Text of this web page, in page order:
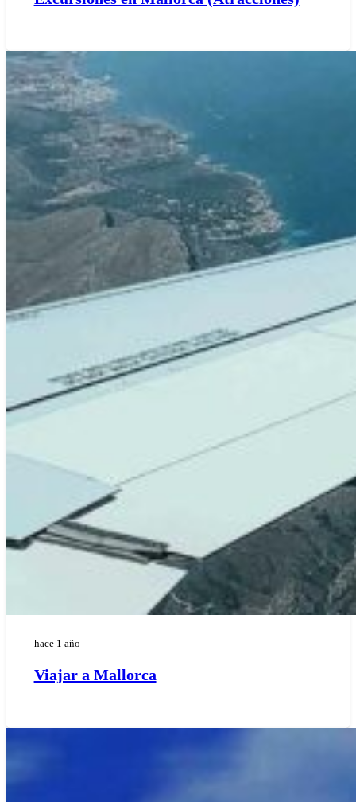
hace 1 año
Viajar a Mallorca